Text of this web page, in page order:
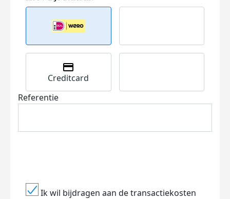
Creditcard
Referentie
Ik wil bijdragen aan de transactiekosten